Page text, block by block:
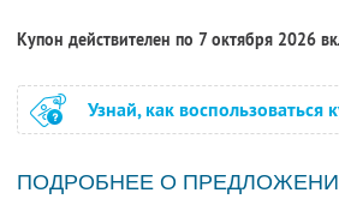
Купон действителен по 7 октября 2026
Узнай, как воспользоваться
ПОДРОБНЕЕ О